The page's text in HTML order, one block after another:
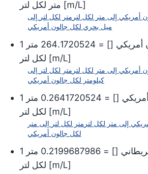
متر لكل لتر [m/L]
أمريكي إلى متر لكل لتر متر لكل لتر إلى
ميل بحري لكل جالون أمريكي
1 أمريكي [
] =
264.1720524 متر
لكل لتر [m/L]
أمريكي إلى متر لكل لتر متر لكل لتر إلى
كيلومتر لكل جالون أمريكي
1 [
] =
0.2641720524 متر
لكل لتر [m/L]
إلى متر لكل لتر متر لكل لتر إلى متر
لكل جالون أمريكي
1 [
] =
0.2199687986 متر
لكل لتر [m/L]